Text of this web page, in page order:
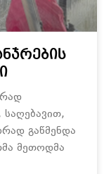
გაწმენდა
მეთოდმა